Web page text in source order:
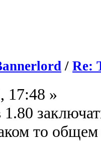
/ Re:
17:48 »
то